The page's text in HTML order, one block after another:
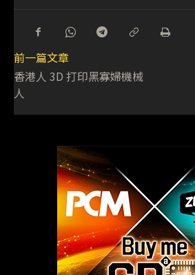
前一篇文章
香港人 3D 打印黑寡婦機械
人